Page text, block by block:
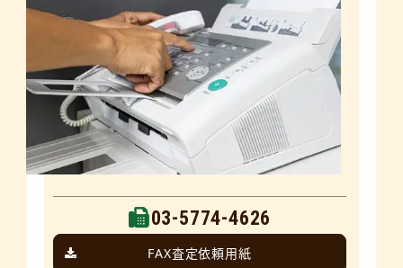
03-5774-4626
FAX査定依頼用紙